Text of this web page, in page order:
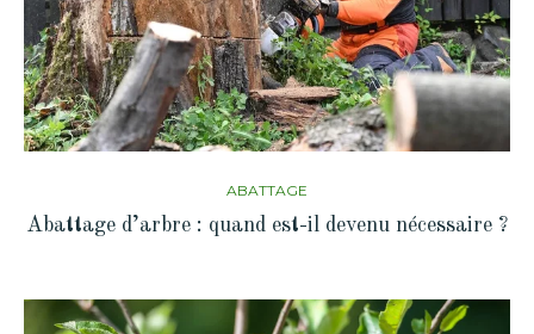
ABATTAGE
Abattage d’arbre : quand est-il devenu nécessaire ?